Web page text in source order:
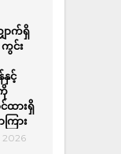
ာက်ရှိ
ကွင်း
နှင့်
ထားရှိ
ြား
2026